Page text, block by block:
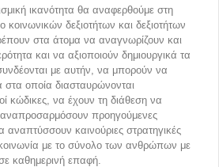
ικανότητα θα αναφερθούμε στη
δεξιοτήτων και δεξιοτήτων
στα άτομα να αναγνωρίζουν και
και να αξιοποιούν δημιουργικά τα
με αυτήν, να μπορούν να
στα οποία διασταυρώνονται
κώδικες, να έχουν τη διάθεση να
προηγούμενες
αναπτύσσουν καινούριες στρατηγικές
με το σύνολο των ανθρώπων με
καθημερινή επαφή.